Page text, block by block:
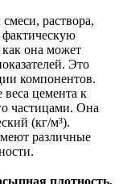
раствора,
фактическую
она может
Это
компонентов.
цемента к
частицами. Она
(кг/м³).
различные